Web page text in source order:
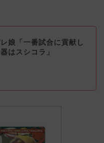
娘「一番試合に貢献し
はスシコラ」